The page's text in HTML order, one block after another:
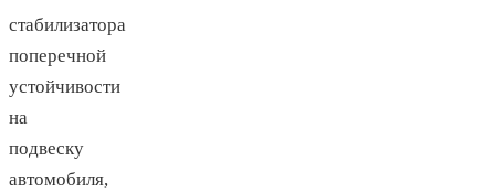
стабилизатора
поперечной
устойчивости
на
подвеску
автомобиля,